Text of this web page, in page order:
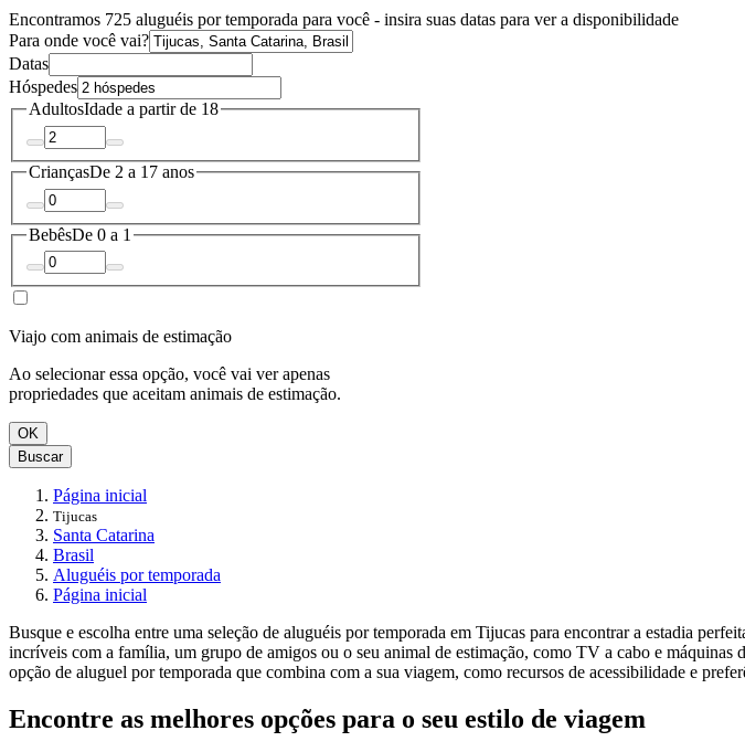
Encontramos 725 aluguéis por temporada para você - insira suas datas para ver a disponibilidade
Para onde você vai?
Datas
Hóspedes
AdultosIdade a partir de 18
CriançasDe 2 a 17 anos
BebêsDe 0 a 1
Viajo com animais de estimação
Ao selecionar essa opção, você vai ver apenas
propriedades que aceitam animais de estimação.
OK
Buscar
Página inicial
Tijucas
Santa Catarina
Brasil
Aluguéis por temporada
Página inicial
Busque e escolha entre uma seleção de aluguéis por temporada em Tijucas para encontrar a estadia
incríveis com a família, um grupo de amigos ou o seu animal de estimação, como TV a cabo e
opção de aluguel por temporada que combina com a sua viagem, como recursos de acessibilidade e
Encontre as melhores opções para o seu estilo de viagem